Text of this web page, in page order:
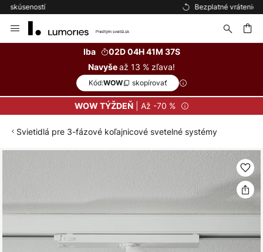
Bezplatné vrátenie do 50 dní
to
Iba
02D 04H 41M 36S
Navyšeaž 13 % zľava!
Kód:WOW skopírovať
WOW TÝŽDEŇ| Až -70 %
Svietidlá pre 3-fázové koľajnicové svetelné systémy
Preskočiť
koniec
galérie
obrázkov